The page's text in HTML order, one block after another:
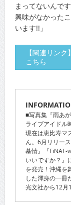
まってないんで
興味がなかった
います!!」
【関連リン
こちら
■写真集『雨あが
ライブアイドル
現在は恵比寿マ
ん。6月リリー
慕情』『FiNAL-
いいですか？』
を発売！沖縄を
した渾身の一冊
光文社から12月